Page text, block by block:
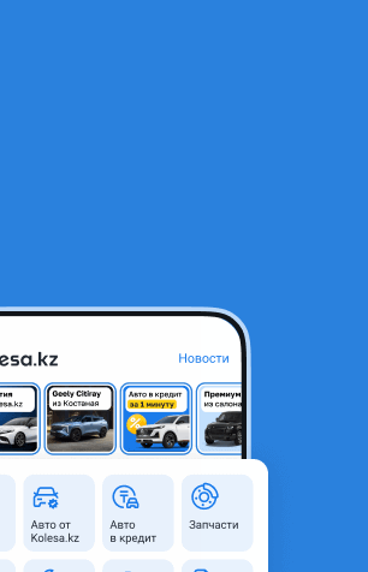
Караганда, Карагандинская
область